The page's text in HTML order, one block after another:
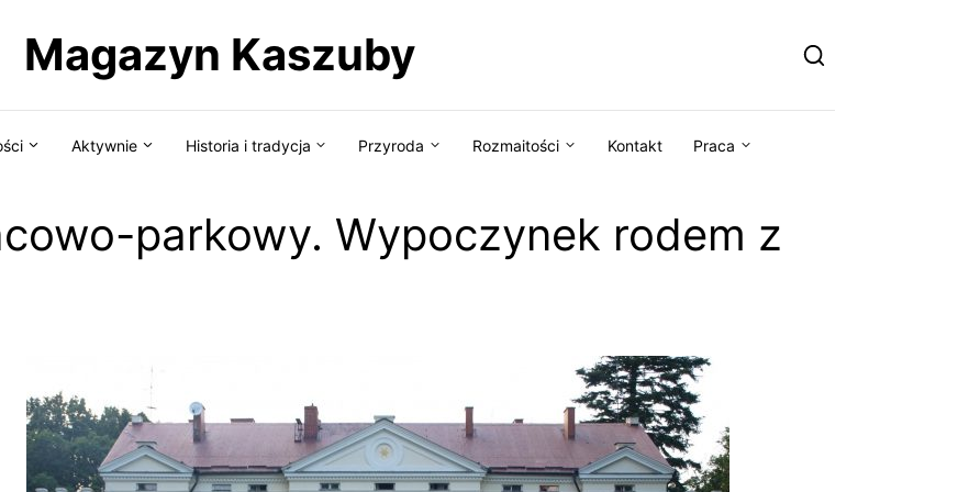
Magazyn Kaszuby
Aktywnie Historia i tradycja Przyroda Rozmaitości Kontakt Praca
parkowy. Wypoczynek rodem z